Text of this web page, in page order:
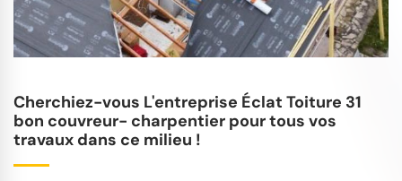
Cherchiez-vous L'entreprise Éclat Toiture 31
bon couvreur- charpentier pour tous vos
travaux dans ce milieu !